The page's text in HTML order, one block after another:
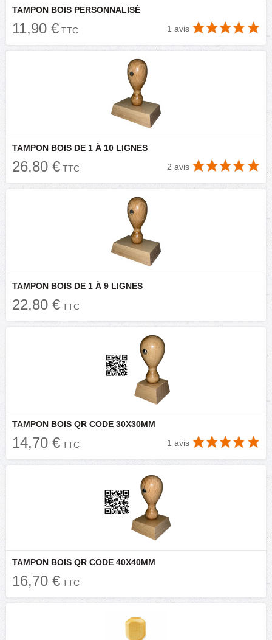
TAMPON BOIS PERSONNALISÉ
11,90 € TTC 1 avis
TAMPON BOIS DE 1 À 10 LIGNES
26,80 € TTC 2 avis
TAMPON BOIS DE 1 À 9 LIGNES
22,80 € TTC
TAMPON BOIS QR CODE 30X30MM
14,70 € TTC 1 avis
TAMPON BOIS QR CODE 40X40MM
16,70 € TTC